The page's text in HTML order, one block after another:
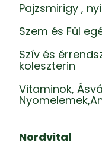
Pajzsmirigy ,
Szem és Fül
Szív és
koleszterin
Vitaminok,
Nordvital